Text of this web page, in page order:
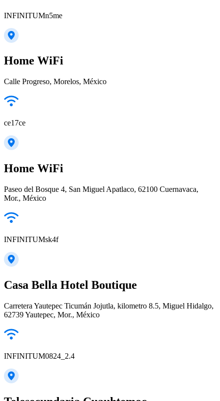
INFINITUMn5me
Home WiFi
Calle Progreso, Morelos, México
ce17ce
Home WiFi
Paseo del Bosque 4, San Miguel Apatlaco, 62100 Cuernavaca,
Mor., México
INFINITUMsk4f
Casa Bella Hotel Boutique
Carretera Yautepec Ticumán Jojutla, kilometro 8.5, Miguel Hidalgo,
62739 Yautepec, Mor., México
INFINITUM0824_2.4